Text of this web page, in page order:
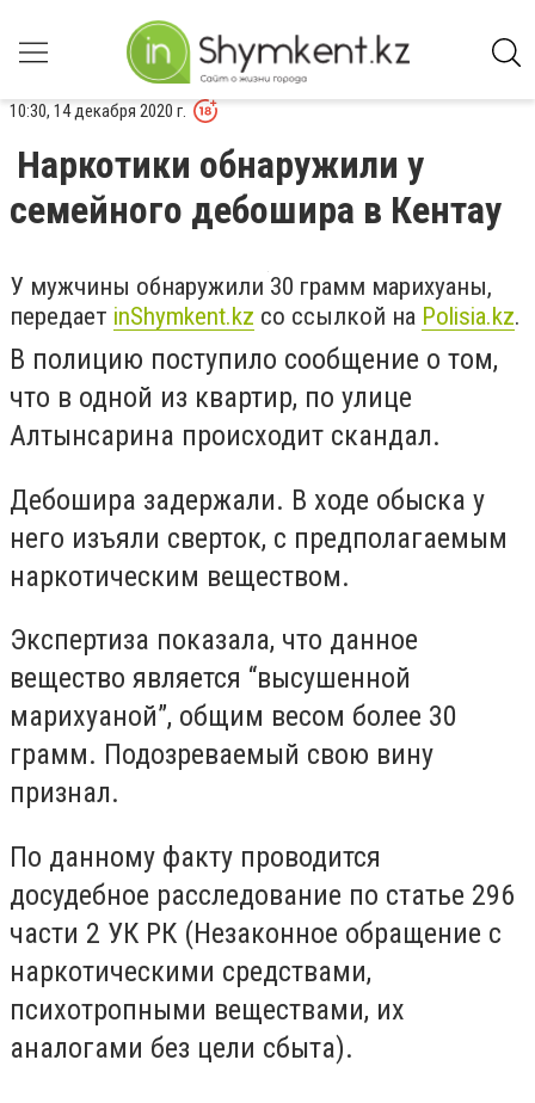
10:30, 14 декабря 2020 г.
Наркотики обнаружили у
семейного дебошира в Кентау
У мужчины обнаружили 30 грамм марихуаны,
передает inShymkent.kz со ссылкой на Polisia.kz.
В полицию поступило сообщение о том,
что в одной из квартир, по улице
Алтынсарина происходит скандал.
Дебошира задержали. В ходе обыска у
него изъяли сверток, c предполагаемым
наркотическим веществом.
Экспертиза показала, что данное
вещество является “высушенной
марихуаной”, общим весом более 30
грамм. Подозреваемый свою вину
признал.
По данному факту проводится
досудебное расследование по статье 296
части 2 УК РК (Незаконное обращение с
наркотическими средствами,
психотропными веществами, их
аналогами без цели сбыта).